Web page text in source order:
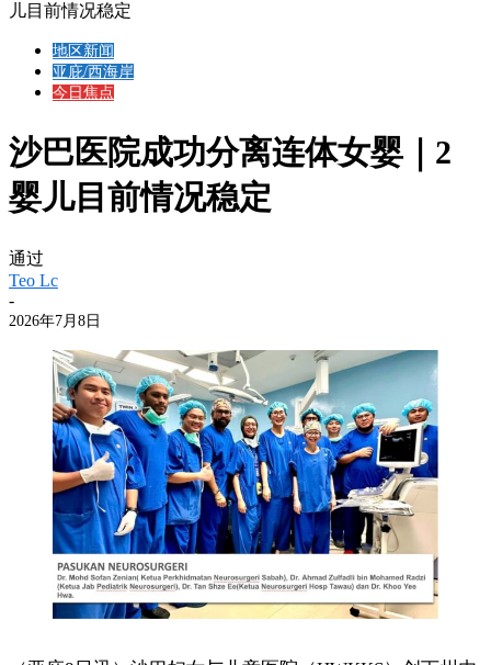
儿目前情况稳定
地区新闻
亚庇/西海岸
今日焦点
沙巴医院成功分离连体女婴｜2
婴儿目前情况稳定
通过
Teo Lc
-
2026年7月8日